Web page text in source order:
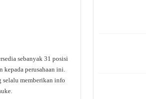
sebanyak 31 posisi
kepada perusahaan ini.
selalu memberikan info